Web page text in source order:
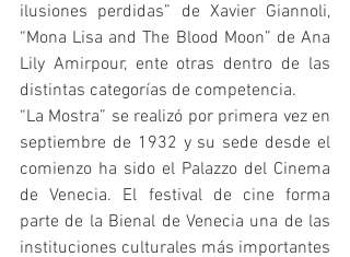
ilusiones perdidas” de Xavier Giannoli,
“Mona Lisa and The Blood Moon” de Ana
Lily Amirpour, ente otras dentro de las
distintas categorías de competencia.
“La Mostra” se realizó por primera vez en
septiembre de 1932 y su sede desde el
comienzo ha sido el Palazzo del Cinema
de Venecia. El festival de cine forma
parte de la Bienal de Venecia una de las
instituciones culturales más importantes